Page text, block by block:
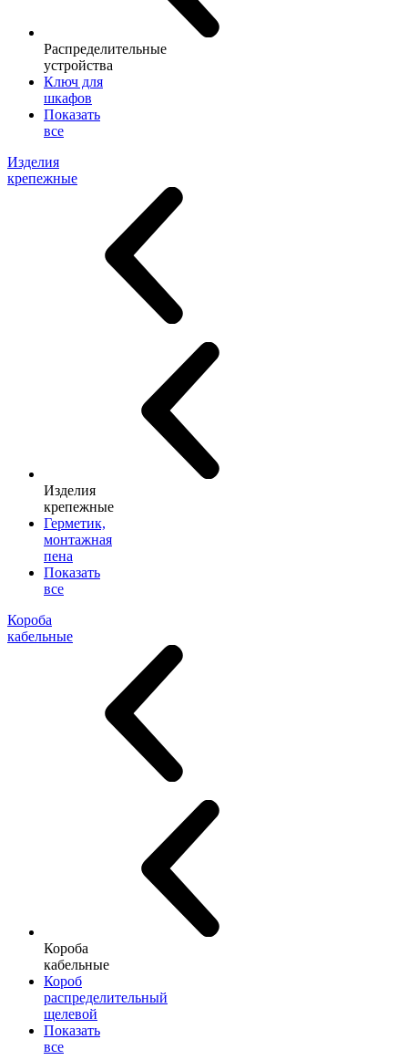
Распределительные
устройства
Ключ для
шкафов
Показать
все
Изделия
крепежные
Изделия
крепежные
Герметик,
монтажная
пена
Показать
все
Короба
кабельные
Короба
кабельные
Короб
распределительный
щелевой
Показать
все